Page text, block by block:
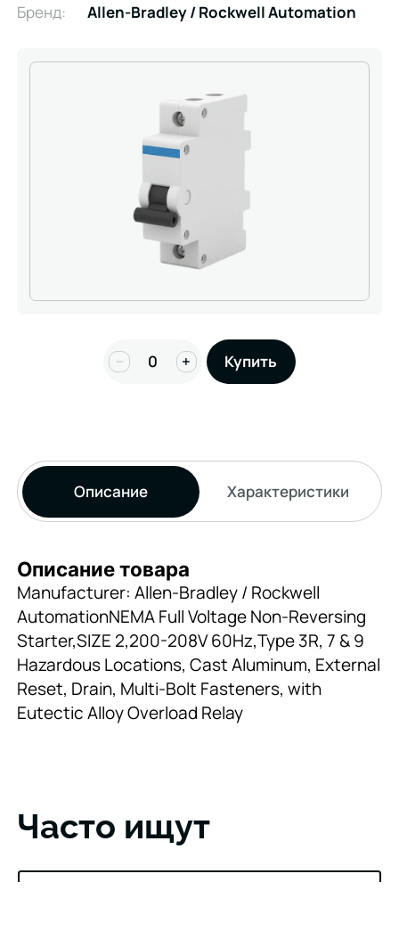
Бренд:
Allen-Bradley / Rockwell Automation
− + Купить
Описание Характеристики
Описание товара
Manufacturer: Allen-Bradley / Rockwell
AutomationNEMA Full Voltage Non-Reversing
Starter,SIZE 2,200-208V 60Hz,Type 3R, 7 & 9
Hazardous Locations, Cast Aluminum, External
Reset, Drain, Multi-Bolt Fasteners, with
Eutectic Alloy Overload Relay
Часто ищут